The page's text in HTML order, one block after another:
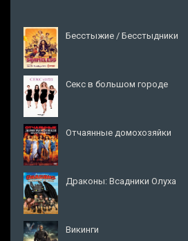
Бесстыжие / Бесстыдники
Секс в большом городе
Отчаянные домохозяйки
Драконы: Всадники Олуха
Викинги